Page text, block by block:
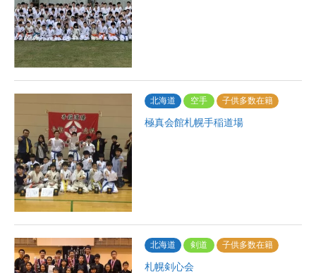
北海道 空手 子供多数在籍
極真会館札幌手稲道場
北海道 剣道 子供多数在籍
札幌剣心会